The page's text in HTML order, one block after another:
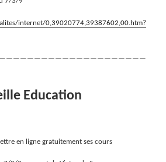
internet/0,39020774,39387602,00.htm?
Education
en ligne gratuitement ses cours